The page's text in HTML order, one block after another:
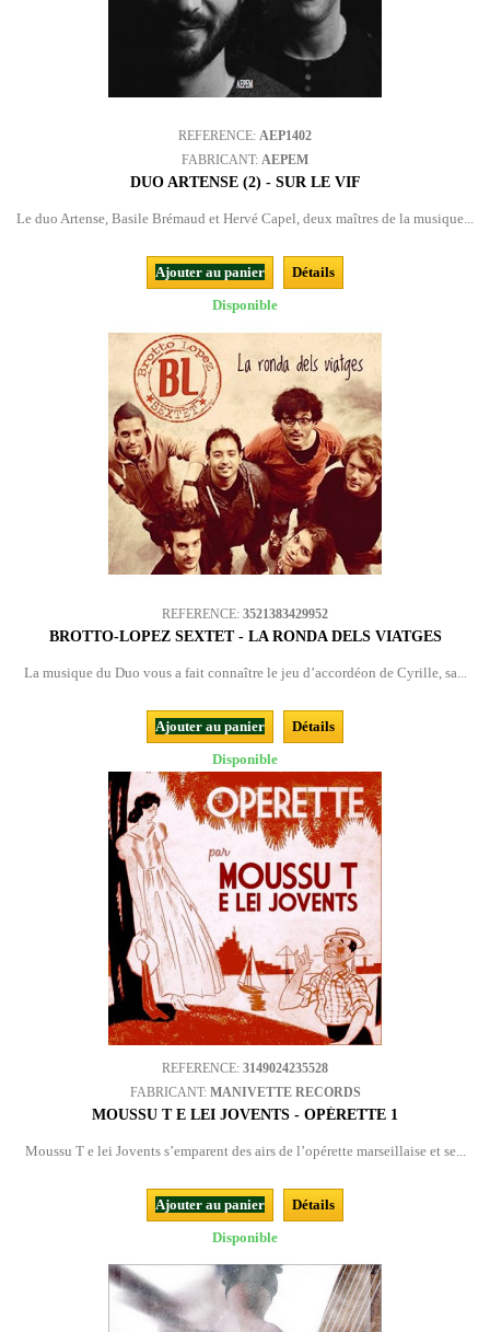
REFERENCE: AEP1402
FABRICANT: AEPEM
DUO ARTENSE (2) - SUR LE VIF
Le duo Artense, Basile Brémaud et Hervé Capel, deux maîtres de la musique...
Ajouter au panier
Détails
Disponible
REFERENCE: 3521383429952
BROTTO-LOPEZ SEXTET - LA RONDA DELS VIATGES
La musique du Duo vous a fait connaître le jeu d’accordéon de Cyrille, sa...
Ajouter au panier
Détails
Disponible
REFERENCE: 3149024235528
FABRICANT: MANIVETTE RECORDS
MOUSSU T E LEI JOVENTS - OPÉRETTE 1
Moussu T e lei Jovents s’emparent des airs de l’opérette marseillaise et se...
Ajouter au panier
Détails
Disponible